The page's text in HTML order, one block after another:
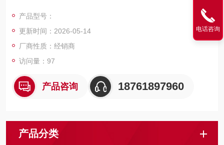
据采集处理系统和智能分析模块，能够快速识别并定量检测空气
中的有毒气体成分（如甲醛、苯系物、氨气、硫化氢、一氧化碳
等），为环境安全管理和健康防护提供科学依据。其核心功能包
括实时数据监测、超标报警、数据记录与传输，具备响应速度
快、检测精
产品型号：
更新时间：2026-05-14
厂商性质：经销商
访问量：97
产品咨询 18761897960
产品分类
电话咨询